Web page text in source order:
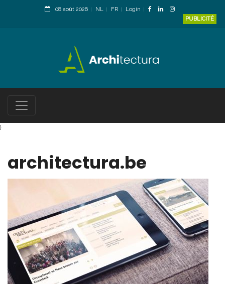
08 août 2026 NL FR
Login
PUBLICITÉ
}
architectura.be